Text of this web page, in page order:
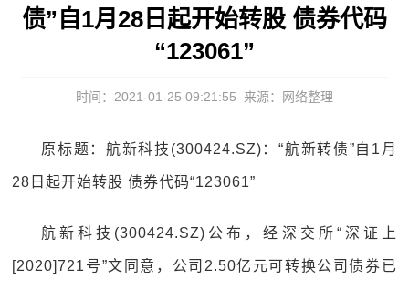
债”自1月28日起开始转股 债券代码
“123061”
时间：2021-01-25 09:21:55 来源：网络整理
原标题：航新科技(300424.SZ)：“航新转债”自1月
28日起开始转股 债券代码“123061”
航新科技(300424.SZ)公布，经深交所“深证上
[2020]721号”文同意，公司2.50亿元可转换公司债券已